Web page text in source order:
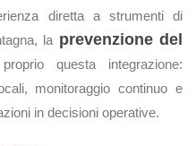
diretta a strumenti di
la prevenzione del
questa integrazione:
monitoraggio continuo e
in decisioni operative.